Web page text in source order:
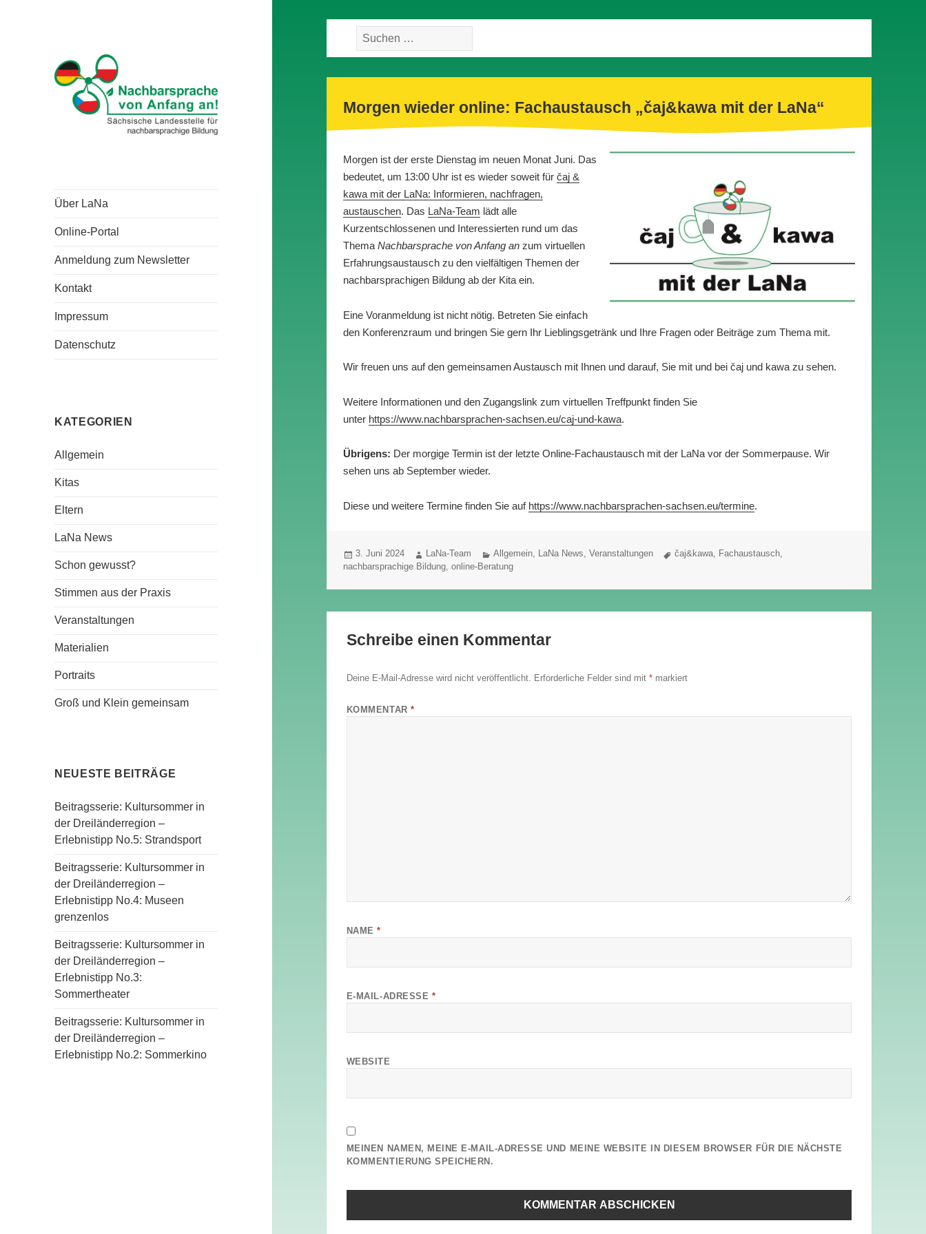
Über LaNa
Online-Portal
Anmeldung zum Newsletter
Kontakt
Impressum
Datenschutz
KATEGORIEN
Allgemein
Kitas
Eltern
LaNa News
Schon gewusst?
Stimmen aus der Praxis
Veranstaltungen
Materialien
Portraits
Groß und Klein gemeinsam
NEUESTE BEITRÄGE
Beitragsserie: Kultursommer in
der Dreiländerregion –
Erlebnistipp No.5: Strandsport
Beitragsserie: Kultursommer in
der Dreiländerregion –
Erlebnistipp No.4: Museen
grenzenlos
Beitragsserie: Kultursommer in
der Dreiländerregion –
Erlebnistipp No.3:
Sommertheater
Beitragsserie: Kultursommer in
der Dreiländerregion –
Erlebnistipp No.2: Sommerkino
Suche
nach:
Morgen wieder online: Fachaustausch „čaj&kawa mit der LaNa“
Morgen ist der erste Dienstag im neuen Monat Juni. Das
bedeutet, um 13:00 Uhr ist es wieder soweit fürčaj &
kawa mit der LaNa: Informieren, nachfragen,
austauschen. Das LaNa-Team lädt alle
Kurzentschlossenen und Interessierten rund um das
ThemaNachbarsprache von Anfang an zum virtuellen
Erfahrungsaustausch zu den vielfältigen Themen der
nachbarsprachigen Bildung ab der Kita ein.
Eine Voranmeldung ist nicht nötig. Betreten Sie einfach
den Konferenzraum und bringen Sie gern Ihr Lieblingsgetränk und Ihre Fragen oder Beiträge zum Thema mit.
Wir freuen uns auf den gemeinsamen Austausch mit Ihnen und darauf, Sie mit und bei čaj und kawa zu sehen.
Weitere Informationen und den Zugangslink zum virtuellen Treffpunkt finden Sie
unter https://www.nachbarsprachen-sachsen.eu/caj-und-kawa.
Übrigens: Der morgige Termin ist der letzte Online-Fachaustausch mit der LaNa vor der Sommerpause. Wir
sehen uns ab September wieder.
Diese und weitere Termine finden Sie auf https://www.nachbarsprachen-sachsen.eu/termine.
Veröffentlicht
am
3. Juni 2024 Autor
LaNa-Team Kategorien
Allgemein, LaNa News, Veranstaltungen Schlagwörter
čaj&kawa, Fachaustausch,
nachbarsprachige Bildung,online-Beratung
Schreibe einen Kommentar
Deine E-Mail-Adresse wird nicht veröffentlicht. Erforderliche Felder sind mit *markiert
KOMMENTAR*
NAME*
E-MAIL-ADRESSE *
WEBSITE
MEINEN NAMEN, MEINE E-MAIL-ADRESSE UND MEINE WEBSITE IN DIESEM BROWSER FÜR DIE NÄCHSTE
KOMMENTIERUNG SPEICHERN.